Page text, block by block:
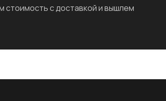
с доставкой и вышлем